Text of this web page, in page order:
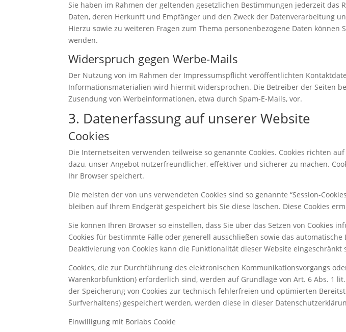
Sie haben im Rahmen der geltenden gesetzlichen Bestimmungen jederzeit
Daten, deren Herkunft und Empfänger und den Zweck der Datenverarbeitung
Hierzu sowie zu weiteren Fragen zum Thema personenbezogene Daten
wenden.
Widerspruch gegen Werbe-Mails
Der Nutzung von im Rahmen der Impressumspflicht veröffentlichten
Informationsmaterialien wird hiermit widersprochen. Die Betreiber der Seiten
Zusendung von Werbeinformationen, etwa durch Spam-E-Mails, vor.
3. Datenerfassung auf unserer Website
Cookies
Die Internetseiten verwenden teilweise so genannte Cookies. Cookies richten
dazu, unser Angebot nutzerfreundlicher, effektiver und sicherer zu machen.
Ihr Browser speichert.
Die meisten der von uns verwendeten Cookies sind so genannte “Session-
bleiben auf Ihrem Endgerät gespeichert bis Sie diese löschen. Diese Cookies
Sie können Ihren Browser so einstellen, dass Sie über das Setzen von Cookies
Cookies für bestimmte Fälle oder generell ausschließen sowie das
Deaktivierung von Cookies kann die Funktionalität dieser Website eingeschränkt
Cookies, die zur Durchführung des elektronischen Kommunikationsvorgangs
Warenkorbfunktion) erforderlich sind, werden auf Grundlage von Art. 6 Abs. 1
der Speicherung von Cookies zur technisch fehlerfreien und optimierten
Surfverhaltens) gespeichert werden, werden diese in dieser
Einwilligung mit Borlabs Cookie